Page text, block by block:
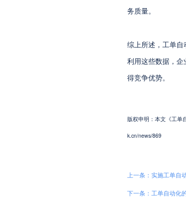
务质量。
综上所述，工单自
利用这些数据，企
得竞争优势。
版权申明：本文《工单
k.cn/news/869
上一条：实施工单自
下一条：工单自动化